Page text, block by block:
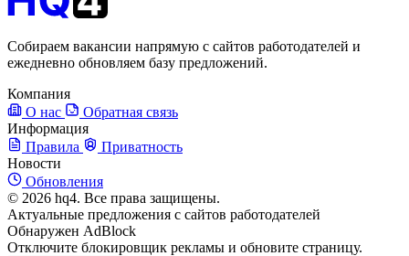
Собираем вакансии напрямую с сайтов работодателей и
ежедневно обновляем базу предложений.
Компания
О нас
Обратная связь
Информация
Правила
Приватность
Новости
Обновления
© 2026 hq4. Все права защищены.
Актуальные предложения с сайтов работодателей
Обнаружен AdBlock
Отключите блокировщик рекламы и обновите страницу.